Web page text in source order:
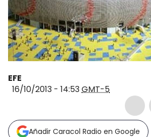
EFE
16/10/2013 - 14:53GMT-5
Añadir Caracol Radio en Google